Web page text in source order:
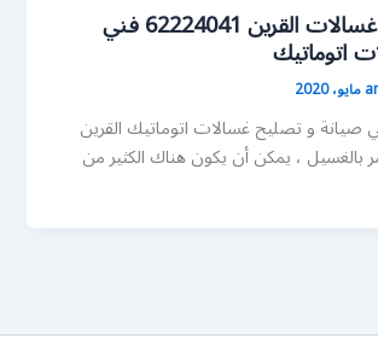
خدمة صيانة غسالات القرين 62224041 فني
اتوماتيك
و تصليح غسالات اتوماتيك القرين
بالغسيل ، يمكن أن يكون هناك الكثير من